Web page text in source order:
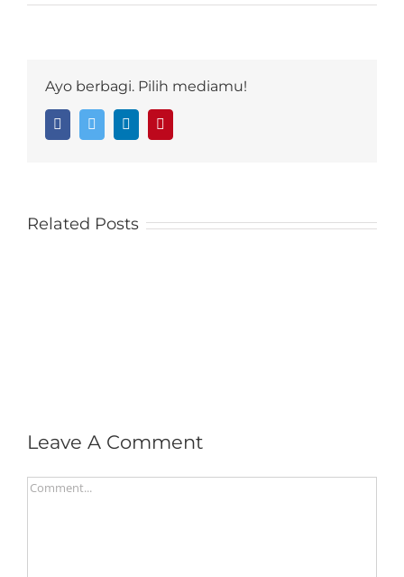
Ayo berbagi. Pilih mediamu!
FacebookTwitter LinkedIn
Related Posts
Leave A Comment
Comment